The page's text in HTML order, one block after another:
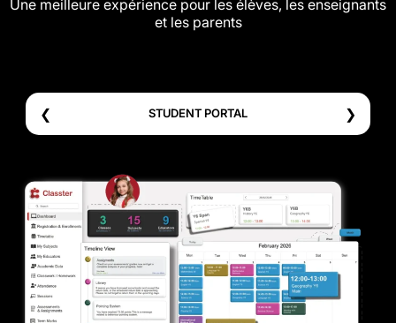
Une meilleure expérience pour les élèves, les enseignants
et les parents
❮ STUDENT PORTAL ❯